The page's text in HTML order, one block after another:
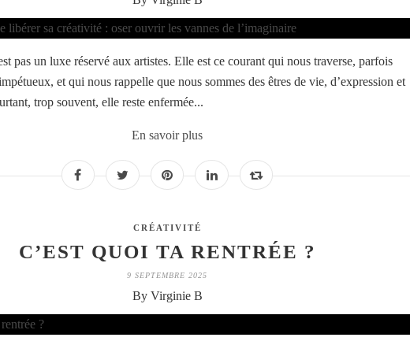
pas un luxe réservé aux artistes. Elle est ce courant qui nous traverse, parfois
et qui nous rappelle que nous sommes des êtres de vie, d’expression et
trop souvent, elle reste enfermée...
En savoir plus
CRÉATIVITÉ
C’EST QUOI TA RENTRÉE ?
9 SEPTEMBRE 2025
By Virginie B